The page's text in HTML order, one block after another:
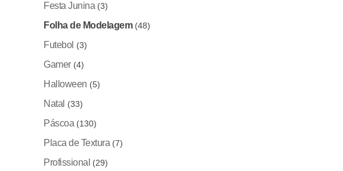
Festa Junina (3)
Folha de Modelagem (48)
Futebol (3)
Gamer (4)
Halloween (5)
Natal (33)
Páscoa (130)
Placa de Textura (7)
Profissional (29)